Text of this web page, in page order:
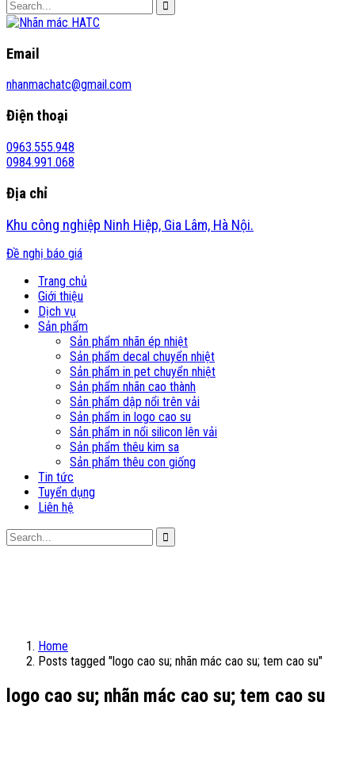
Email
nhanmachatc@gmail.com
Điện thoại
0963.555.948
0984.991.068
Địa chỉ
Khu công nghiệp Ninh Hiệp, Gia Lâm, Hà Nội.
Đề nghị báo giá
Trang chủ
Giới thiệu
Dịch vụ
Sản phẩm
Sản phẩm nhãn ép nhiệt
Sản phẩm decal chuyển nhiệt
Sản phẩm in pet chuyển nhiệt
Sản phẩm nhãn cao thành
Sản phẩm dập nổi trên vải
Sản phẩm in logo cao su
Sản phẩm in nổi silicon lên vải
Sản phẩm thêu kim sa
Sản phẩm thêu con giống
Tin tức
Tuyển dụng
Liên hệ
Home
Posts tagged "logo cao su; nhãn mác cao su; tem cao su"
logo cao su; nhãn mác cao su; tem cao su